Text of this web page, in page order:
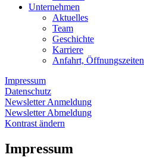
Unternehmen
Aktuelles
Team
Geschichte
Karriere
Anfahrt, Öffnungszeiten
Impressum
Datenschutz
Newsletter Anmeldung
Newsletter Abmeldung
Kontrast ändern
Impressum